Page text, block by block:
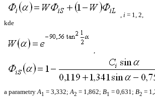
, i = 1, 2,
kde
,
a parametryA1 = 3,332;A2 = 1,862; B1 = 0,631; B2 =